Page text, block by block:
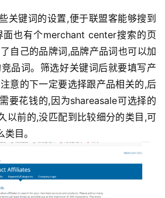
关键词的设置,便于联盟客能够搜到
面也有个merchant center搜索的页
自己的品牌词,品牌产品词也可以加
品词。筛选好关键词后就要填写产
意的下一定要选择跟产品相关的,后
要花钱的,因为shareasale可选择的
以前的,没匹配到比较细分的类目,可
类目。